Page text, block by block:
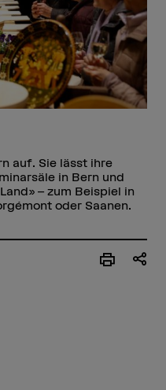
auf. Sie lässt ihre
in Bern und
– zum Beispiel in
oder Saanen.